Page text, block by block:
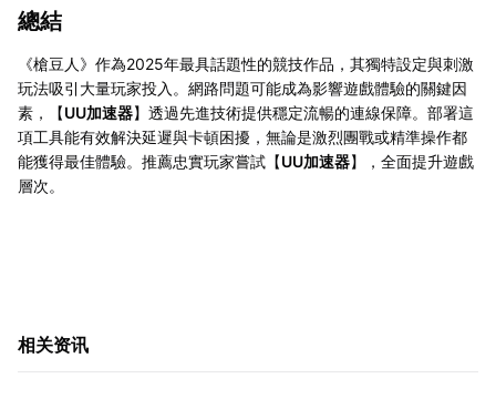
總結
《槍豆人》作為2025年最具話題性的競技作品，其獨特設定與刺激
玩法吸引大量玩家投入。網路問題可能成為影響遊戲體驗的關鍵因
素，【UU加速器】透過先進技術提供穩定流暢的連線保障。部署這
項工具能有效解決延遲與卡頓困擾，無論是激烈團戰或精準操作都
能獲得最佳體驗。推薦忠實玩家嘗試【UU加速器】，全面提升遊戲
層次。
相关资讯